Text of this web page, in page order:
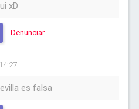
xD
Denunciar
es falsa